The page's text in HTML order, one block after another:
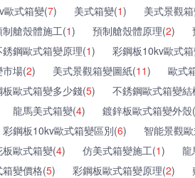
歐式箱變(7) 美式箱變(1)
美式景觀
制艙殼體施工(1) 預制艙殼體原理(2)
銹鋼歐式箱變原理(1)
彩鋼板10kv歐式
場(2) 美式景觀箱變圖紙(11)
歐式
板歐式箱變多少錢(5)
不銹鋼歐式箱變結
龍馬美式箱變(4)
鍍鋅板歐式箱變外殼(
彩鋼板10kv歐式箱變區別(6)
智能景觀
歐式箱變(4) 仿美式箱變施工(1)
龍
變價格(5) 彩鋼板歐式箱變原理(2)